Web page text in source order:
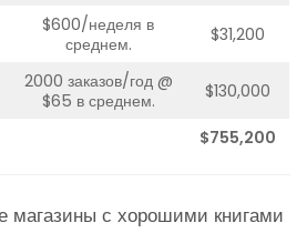
$600/неделя в
среднем.
$31,200
2000 заказов/год @
$65 в среднем.
$130,000
$755,200
магазины с хорошими книгами